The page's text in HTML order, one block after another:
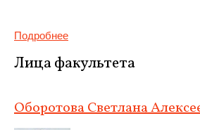
Подробнее
Лица факультета
Оборотова Светлана